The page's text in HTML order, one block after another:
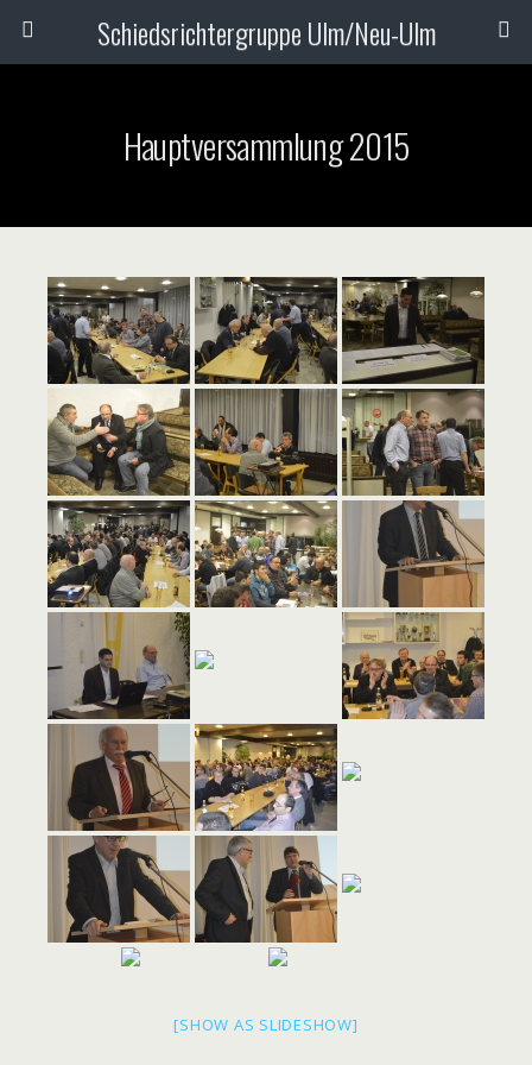
Schiedsrichtergruppe Ulm/Neu-Ulm
Hauptversammlung 2015
[SHOW AS SLIDESHOW]